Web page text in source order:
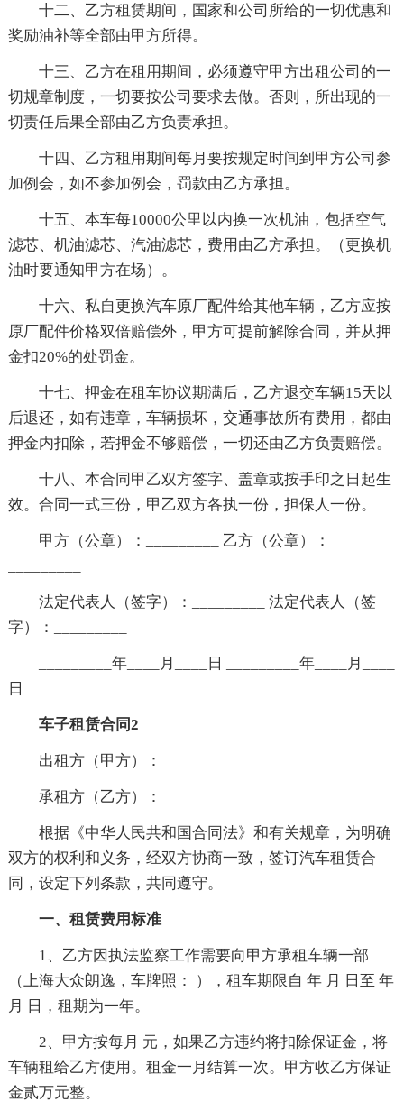
十二、乙方租赁期间，国家和公司所给的一切优惠和
奖励油补等全部由甲方所得。
十三、乙方在租用期间，必须遵守甲方出租公司的一
切规章制度，一切要按公司要求去做。否则，所出现的一
切责任后果全部由乙方负责承担。
十四、乙方租用期间每月要按规定时间到甲方公司参
加例会，如不参加例会，罚款由乙方承担。
十五、本车每10000公里以内换一次机油，包括空气
滤芯、机油滤芯、汽油滤芯，费用由乙方承担。（更换机
油时要通知甲方在场）。
十六、私自更换汽车原厂配件给其他车辆，乙方应按
原厂配件价格双倍赔偿外，甲方可提前解除合同，并从押
金扣20%的处罚金。
十七、押金在租车协议期满后，乙方退交车辆15天以
后退还，如有违章，车辆损坏，交通事故所有费用，都由
押金内扣除，若押金不够赔偿，一切还由乙方负责赔偿。
十八、本合同甲乙双方签字、盖章或按手印之日起生
效。合同一式三份，甲乙双方各执一份，担保人一份。
甲方（公章）：_________ 乙方（公章）：
法定代表人（签字）：_________ 法定代表人（签
字）：_________
_________年____月____日 _________年____月____
日
车子租赁合同2
出租方（甲方）：
承租方（乙方）：
根据《中华人民共和国合同法》和有关规章，为明确
双方的权利和义务，经双方协商一致，签订汽车租赁合
同，设定下列条款，共同遵守。
一、租赁费用标准
1、乙方因执法监察工作需要向甲方承租车辆一部
（上海大众朗逸，车牌照： ），租车期限自 年 月 日至 年
月 日，租期为一年。
2、甲方按每月 元，如果乙方违约将扣除保证金，将
车辆租给乙方使用。租金一月结算一次。甲方收乙方保证
金贰万元整。